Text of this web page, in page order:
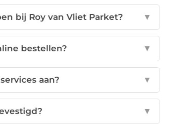
bij Roy van Vliet Parket? ▼
bestellen? ▼
aan? ▼
▼